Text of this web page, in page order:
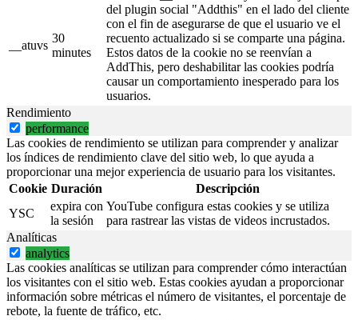
__atuvs
30
minutes
del plugin social "Addthis" en el lado del cliente
con el fin de asegurarse de que el usuario ve el
recuento actualizado si se comparte una página.
Estos datos de la cookie no se reenvían a
AddThis, pero deshabilitar las cookies podría
causar un comportamiento inesperado para los
usuarios.
Rendimiento
performance
Las cookies de rendimiento se utilizan para comprender y analizar
los índices de rendimiento clave del sitio web, lo que ayuda a
proporcionar una mejor experiencia de usuario para los visitantes.
Cookie Duración
Descripción
YSC
expira con
la sesión
YouTube configura estas cookies y se utiliza
para rastrear las vistas de videos incrustados.
Analíticas
analytics
Las cookies analíticas se utilizan para comprender cómo interactúan
los visitantes con el sitio web. Estas cookies ayudan a proporcionar
información sobre métricas el número de visitantes, el porcentaje de
rebote, la fuente de tráfico, etc.